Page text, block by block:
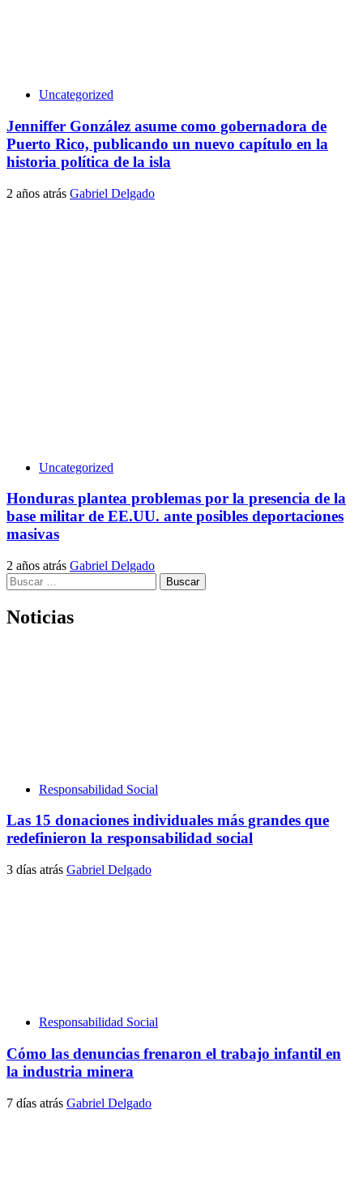
Uncategorized
Jenniffer González asume como gobernadora de
Puerto Rico, publicando un nuevo capítulo en la
historia política de la isla
2 años atrás Gabriel Delgado
Uncategorized
Honduras plantea problemas por la presencia de la
base militar de EE.UU. ante posibles deportaciones
masivas
2 años atrás Gabriel Delgado
Buscar:
Noticias
Responsabilidad Social
Las 15 donaciones individuales más grandes que
redefinieron la responsabilidad social
3 días atrás Gabriel Delgado
Responsabilidad Social
Cómo las denuncias frenaron el trabajo infantil en
la industria minera
7 días atrás Gabriel Delgado